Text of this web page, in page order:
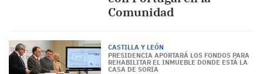
Comunidad
CASTILLA Y LEÓN
PRESIDENCIA APORTARÁ LOS FONDOS PARA
REHABILITAR EL INMUEBLE DONDE ESTÁ LA
CASA DE SORIA